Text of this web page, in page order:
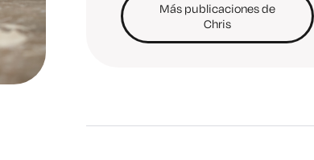
Más publicaciones de
Chris